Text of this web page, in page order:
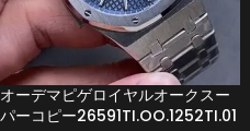
オーデマピゲロイヤルオークスー
パーコピー26591TI.OO.1252TI.01